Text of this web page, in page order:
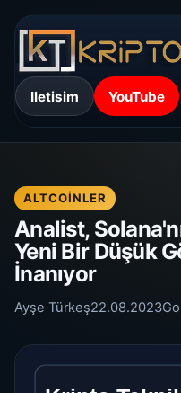
Iletisim YouTube
ALTCOINLER
Analist,
Yeni Bir Düşük
İnanıyor
Ayşe Türkeş22.08.2023